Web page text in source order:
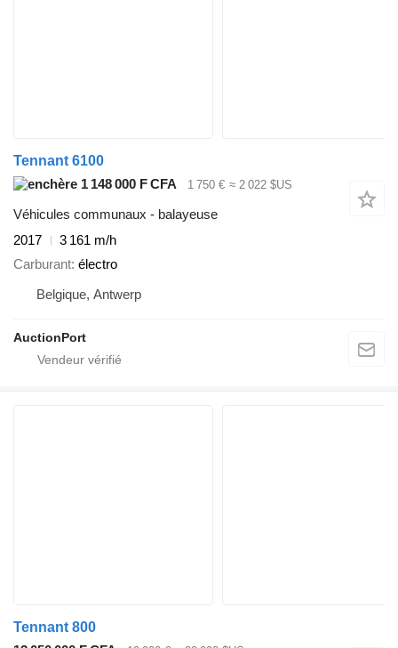
Tennant 6100
1 148 000 F CFA
1 750 € ≈ 2 022 $US
Véhicules communaux - balayeuse
2017
3 161 m/h
Carburant électro
Belgique, Antwerp
AuctionPort
Tennant 800